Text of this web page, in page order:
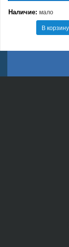
Наличие: мало
В корзину